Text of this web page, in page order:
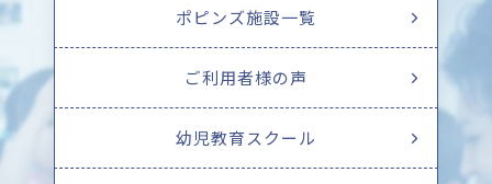
ポピンズ施設一覧
ご利用者様の声
幼児教育スクール